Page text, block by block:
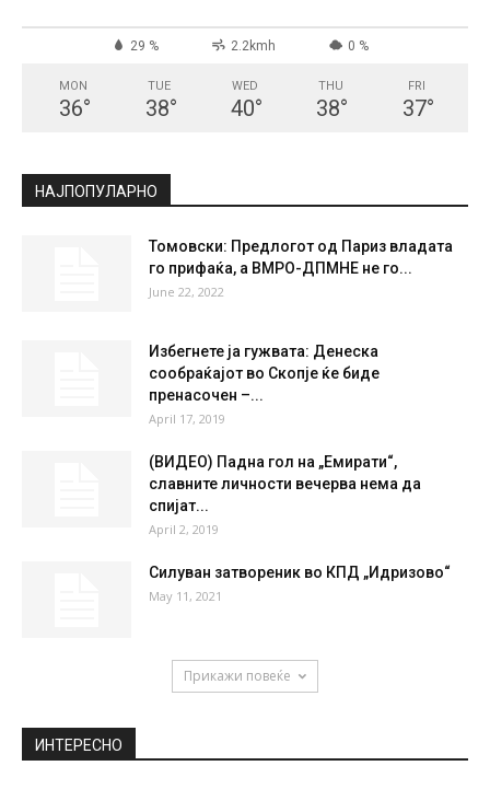
29 % 2.2kmh 0 %
MON
36°
TUE
38°
WED
40°
THU
38°
FRI
37°
НАЈПОПУЛАРНО
Томовски: Предлогот од Париз владата
го прифаќа, а ВМРО-ДПМНЕ не го...
June 22, 2022
Избегнете ја гужвата: Денеска
сообраќајот во Скопје ќе биде
пренасочен –...
April 17, 2019
(ВИДЕО) Падна гол на „Емирати“,
славните личности вечерва нема да
спијат...
April 2, 2019
Силуван затвореник во КПД „Идризово“
May 11, 2021
Прикажи повеќе
ИНТЕРЕСНО